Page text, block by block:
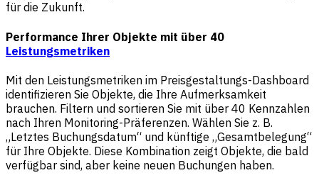
für die Zukunft.
Performance Ihrer Objekte mit über 40
Leistungsmetriken
Mit den Leistungsmetriken im Preisgestaltungs-Dashboard
identifizieren Sie Objekte, die Ihre Aufmerksamkeit
brauchen. Filtern und sortieren Sie mit über 40 Kennzahlen
nach Ihren Monitoring-Präferenzen. Wählen Sie z. B.
„Letztes Buchungsdatum“ und künftige „Gesamtbelegung“
für Ihre Objekte. Diese Kombination zeigt Objekte, die bald
verfügbar sind, aber keine neuen Buchungen haben.